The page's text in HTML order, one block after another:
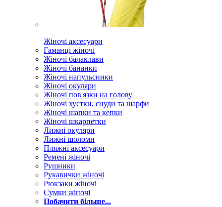
Жіночі аксесуари
Гаманці жіночі
Жіночі балаклави
Жіночі бананки
Жіночі напульсники
Жіночі окуляри
Жіночі пов'язки на голову
Жіночі хустки, снуди та шарфи
Жіночі шапки та кепки
Жіночі шкарпетки
Лижні окуляри
Лижні шоломи
Пляжні аксесуари
Ремені жіночі
Рушники
Рукавички жіночі
Рюкзаки жіночі
Сумки жіночі
Побачити більше...